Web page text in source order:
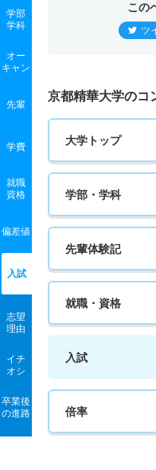
学部
学科
オー
キャン
先輩
学費
就職
資格
偏差値
入試
志望
理由
イチ
オシ
卒業後
の進路
この
ツ
京都精華大学のコ
大学トップ
学部・学科
先輩体験記
就職・資格
入試
倍率